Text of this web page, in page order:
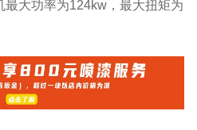
大功率为124kw，最大扭矩为